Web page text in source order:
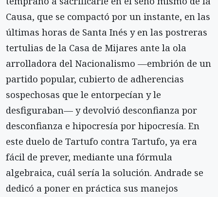
Causa, que se compactó por un instante, en las
últimas horas de Santa Inés y en las postreras
tertulias de la Casa de Mijares ante la ola
arrolladora del Nacionalismo —embrión de un
partido popular, cubierto de adherencias
sospechosas que le entorpecían y le
desfiguraban— y devolvió desconfianza por
desconfianza e hipocresía por hipocresía. En
este duelo de Tartufo contra Tartufo, ya era
fácil de prever, mediante una fórmula
algebraica, cuál sería la solución. Andrade se
dedicó a poner en práctica sus manejos